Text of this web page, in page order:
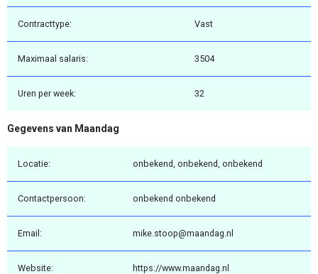
Contracttype: Vast
Maximaal salaris: 3504
Uren per week: 32
Gegevens van Maandag
Locatie: onbekend, onbekend, onbekend
Contactpersoon: onbekend onbekend
Email: mike.stoop@maandag.nl
Website: https://www.maandag.nl